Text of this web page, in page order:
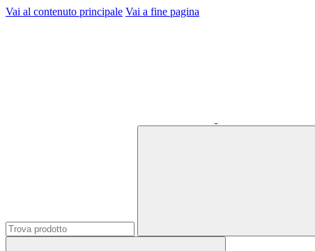
Vai al contenuto principale Vai a fine pagina